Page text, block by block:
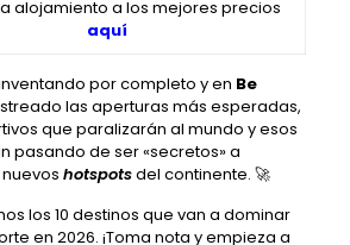
alojamiento a los mejores precios
aquí
por completo y en Be
las aperturas más esperadas,
que paralizarán al mundo y esos
pasando de ser «secretos» a
hotspotsdel continente. 🚀
los 10 destinos que van a dominar
en 2026. ¡Toma nota y empieza a